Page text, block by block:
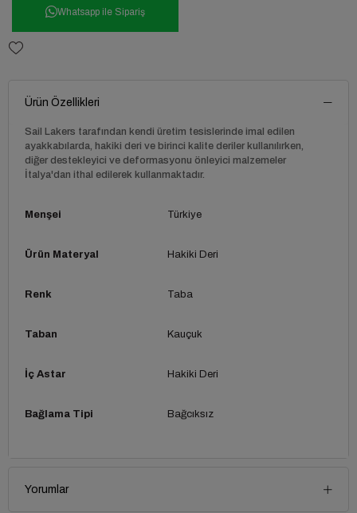
Whatsapp ile Sipariş
Ürün Özellikleri
Sail Lakers tarafından kendi üretim tesislerinde imal edilen
ayakkabılarda, hakiki deri ve birinci kalite deriler kullanılırken,
diğer destekleyici ve deformasyonu önleyici malzemeler
İtalya'dan ithal edilerek kullanmaktadır.
Menşei Türkiye
Ürün Materyal Hakiki Deri
Renk Taba
Taban Kauçuk
İç Astar Hakiki Deri
Bağlama Tipi Bağcıksız
Yorumlar